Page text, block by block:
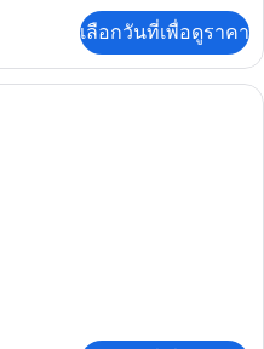
เลือกวันที่เพื่อดูราคา
ห้องจูเนียร์สวีท, ห้องมุม | วิวจากห้องพัก